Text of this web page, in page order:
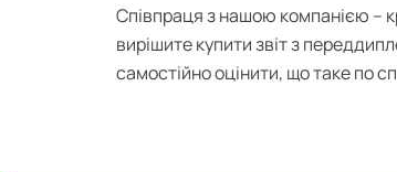
Співпраця з нашою компанією –
вирішите купити звіт з
самостійно оцінити, що таке по